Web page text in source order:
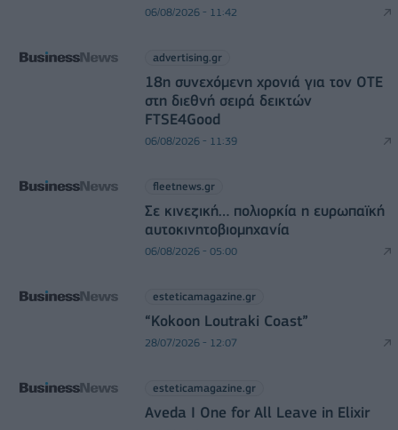
06/08/2026 - 11:42
advertising.gr
18η συνεχόμενη χρονιά για τον ΟΤΕ
στη διεθνή σειρά δεικτών
FTSE4Good
06/08/2026 - 11:39
fleetnews.gr
Σε κινεζική… πολιορκία η ευρωπαϊκή
αυτοκινητοβιομηχανία
06/08/2026 - 05:00
esteticamagazine.gr
“Kokoon Loutraki Coast”
28/07/2026 - 12:07
esteticamagazine.gr
Aveda I One for All Leave in Elixir